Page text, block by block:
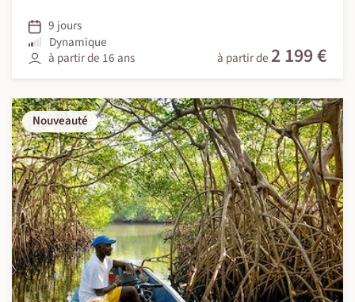
9 jours
Dynamique
à partir de 16 ans
à partir de 2 199 €
Nouveauté